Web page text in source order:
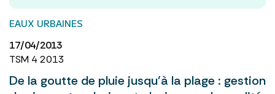
EAUX URBAINES
17/04/2013
TSM 4 2013
De la goutte de pluie jusqu’à la plage : gestion